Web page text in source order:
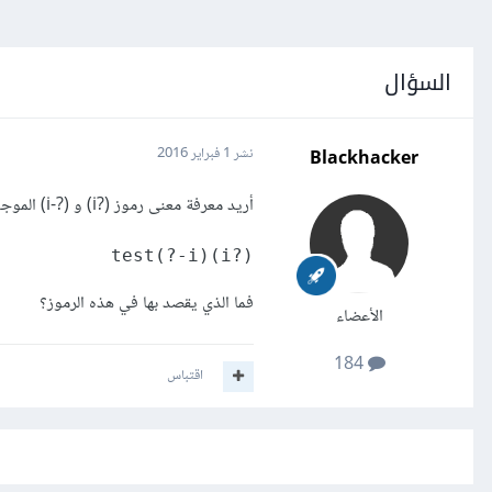
السؤال
Blackhacker
الأعضاء
184
نشر 1 فبراير 2016
أريد معرفة معنى رموز (?i) و (?-i) الموجودة في التعبير النمطي التالي:
(?i)test(?-i)
فما الذي يقصد بها في هذه الرموز؟
اقتباس